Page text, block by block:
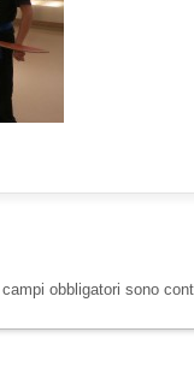
I campi obbligatori sono